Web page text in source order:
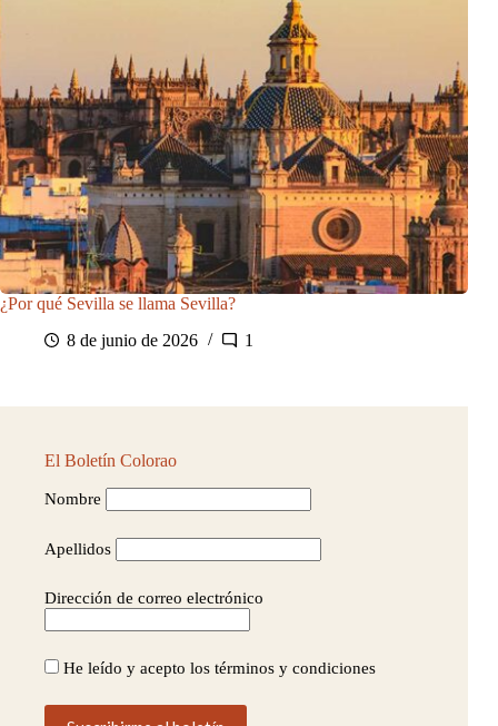
¿Por qué Sevilla se llama Sevilla?
8 de junio de 2026
1
El Boletín Colorao
Nombre
Apellidos
Dirección de correo electrónico
He leído y acepto los términos y condiciones